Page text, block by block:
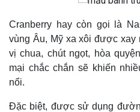
Cranberry hay còn gọi là
vùng Âu, Mỹ xa xôi được
vị chua, chút ngọt, hòa
mại chắc chắn sẽ khiến
nổi.
Đặc biệt, được sử dụng